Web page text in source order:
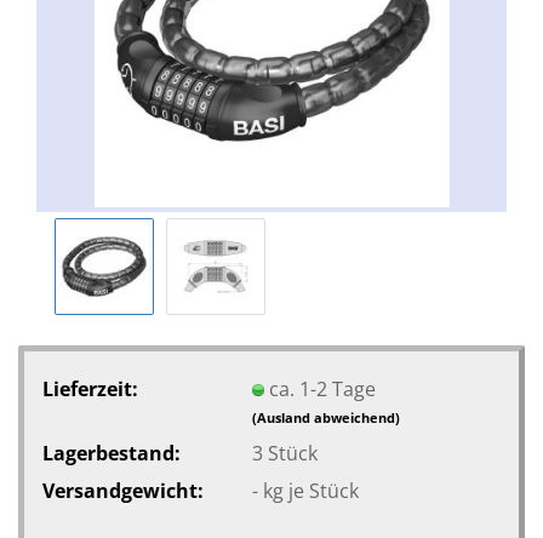
Lieferzeit: ca. 1-2 Tage
(Ausland abweichend)
Lagerbestand: 3 Stück
Versandgewicht:
-kg je Stück